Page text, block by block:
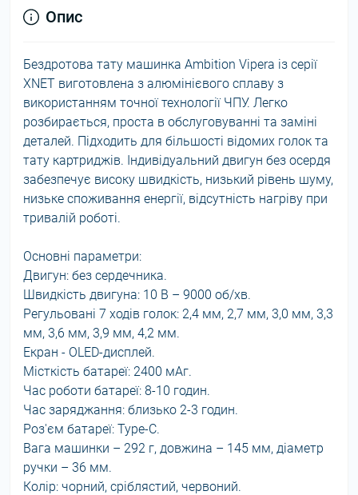
Опис
Бездротова тату машинка Ambition Vipera із серії
XNET виготовлена з алюмінієвого сплаву з
використанням точної технології ЧПУ. Легко
розбирається, проста в обслуговуванні та заміні
деталей. Підходить для більшості відомих голок та
тату картриджів. Індивідуальний двигун без осердя
забезпечує високу швидкість, низький рівень шуму,
низьке споживання енергії, відсутність нагріву при
тривалій роботі.
Основні параметри:
Двигун: без сердечника.
Швидкість двигуна: 10 В – 9000 об/хв.
Регульовані 7 ходів голок: 2,4 мм, 2,7 мм, 3,0 мм, 3,3
мм, 3,6 мм, 3,9 мм, 4,2 мм.
Екран - OLED-дисплей.
Місткість батареї: 2400 мАг.
Час роботи батареї: 8-10 годин.
Час заряджання: близько 2-3 годин.
Роз'єм батареї: Type-C.
Вага машинки – 292 г, довжина – 145 мм, діаметр
ручки – 36 мм.
Колір: чорний, сріблястий, червоний.